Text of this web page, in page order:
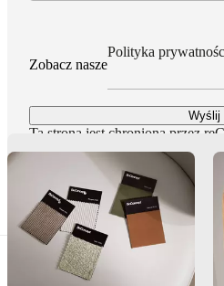
Zobacz nasze
Polityka
Wyślij
Ta strona jest chroniona przez
prywatnościiwarunki